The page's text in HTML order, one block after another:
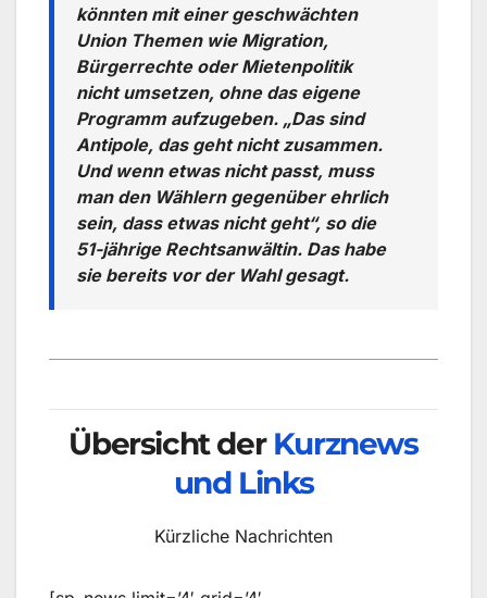
könnten mit einer geschwächten
Union Themen wie Migration,
Bürgerrechte oder Mietenpolitik
nicht umsetzen, ohne das eigene
Programm aufzugeben. „Das sind
Antipole, das geht nicht zusammen.
Und wenn etwas nicht passt, muss
man den Wählern gegenüber ehrlich
sein, dass etwas nicht geht“, so die
51-jährige Rechtsanwältin. Das habe
sie bereits vor der Wahl gesagt.
Übersicht der Kurznews
und Links
Kürzliche Nachrichten